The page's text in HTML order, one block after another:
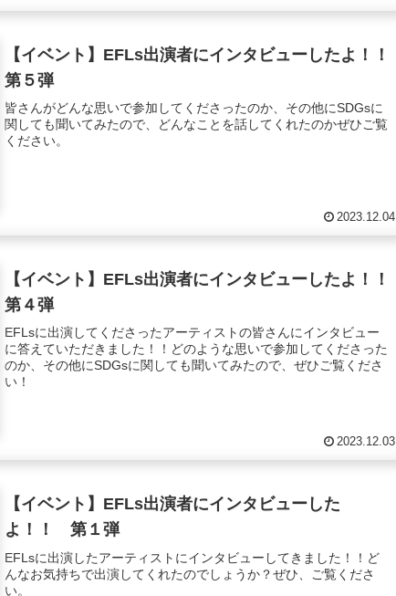
【イベント】EFLs出演者にインタビューしたよ！！
第５弾
皆さんがどんな思いで参加してくださったのか、その他にSDGsに
関しても聞いてみたので、どんなことを話してくれたのかぜひご覧
ください。
2023.12.04
【イベント】EFLs出演者にインタビューしたよ！！
第４弾
EFLsに出演してくださったアーティストの皆さんにインタビュー
に答えていただきました！！どのような思いで参加してくださった
のか、その他にSDGsに関しても聞いてみたので、ぜひご覧くださ
い！
2023.12.03
【イベント】EFLs出演者にインタビューした
よ！！ 第１弾
EFLsに出演したアーティストにインタビューしてきました！！ど
んなお気持ちで出演してくれたのでしょうか？ぜひ、ご覧くださ
い。